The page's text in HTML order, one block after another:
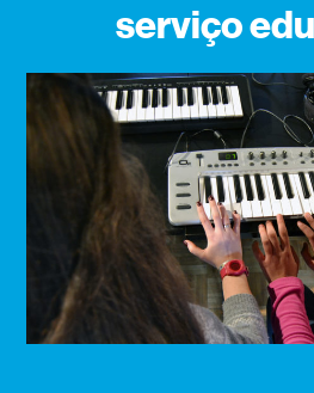
serviço